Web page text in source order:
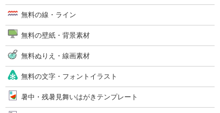
無料の線・ライン
無料の壁紙・背景素材
無料ぬりえ・線画素材
無料の文字・フォントイラスト
暑中・残暑見舞いはがきテンプレート